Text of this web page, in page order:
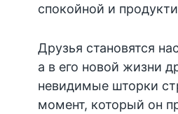
спокойной и
Друзья становятся
а в его новой жизни
невидимые шторки
момент, который он